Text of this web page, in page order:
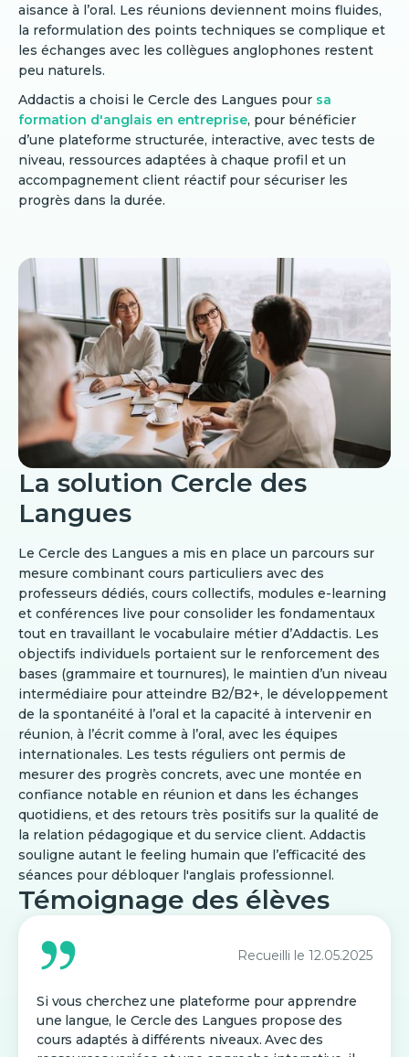
aisance à l’oral. Les réunions deviennent moins fluides,
la reformulation des points techniques se complique et
les échanges avec les collègues anglophones restent
peu naturels.
Addactis a choisi le Cercle des Langues pour sa
formation d'anglais en entreprise, pour bénéficier
d’une plateforme structurée, interactive, avec tests de
niveau, ressources adaptées à chaque profil et un
accompagnement client réactif pour sécuriser les
progrès dans la durée.
La solution Cercle des
Langues
Le Cercle des Langues a mis en place un parcours sur
mesure combinant cours particuliers avec des
professeurs dédiés, cours collectifs, modules e-learning
et conférences live pour consolider les fondamentaux
tout en travaillant le vocabulaire métier d’Addactis. Les
objectifs individuels portaient sur le renforcement des
bases (grammaire et tournures), le maintien d’un niveau
intermédiaire pour atteindre B2/B2+, le développement
de la spontanéité à l’oral et la capacité à intervenir en
réunion, à l’écrit comme à l’oral, avec les équipes
internationales. Les tests réguliers ont permis de
mesurer des progrès concrets, avec une montée en
confiance notable en réunion et dans les échanges
quotidiens, et des retours très positifs sur la qualité de
la relation pédagogique et du service client. Addactis
souligne autant le feeling humain que l’efficacité des
séances pour débloquer l'anglais professionnel.
Témoignage des élèves
Recueilli le 12.05.2025
Si vous cherchez une plateforme pour apprendre
une langue, le Cercle des Langues propose des
cours adaptés à différents niveaux. Avec des